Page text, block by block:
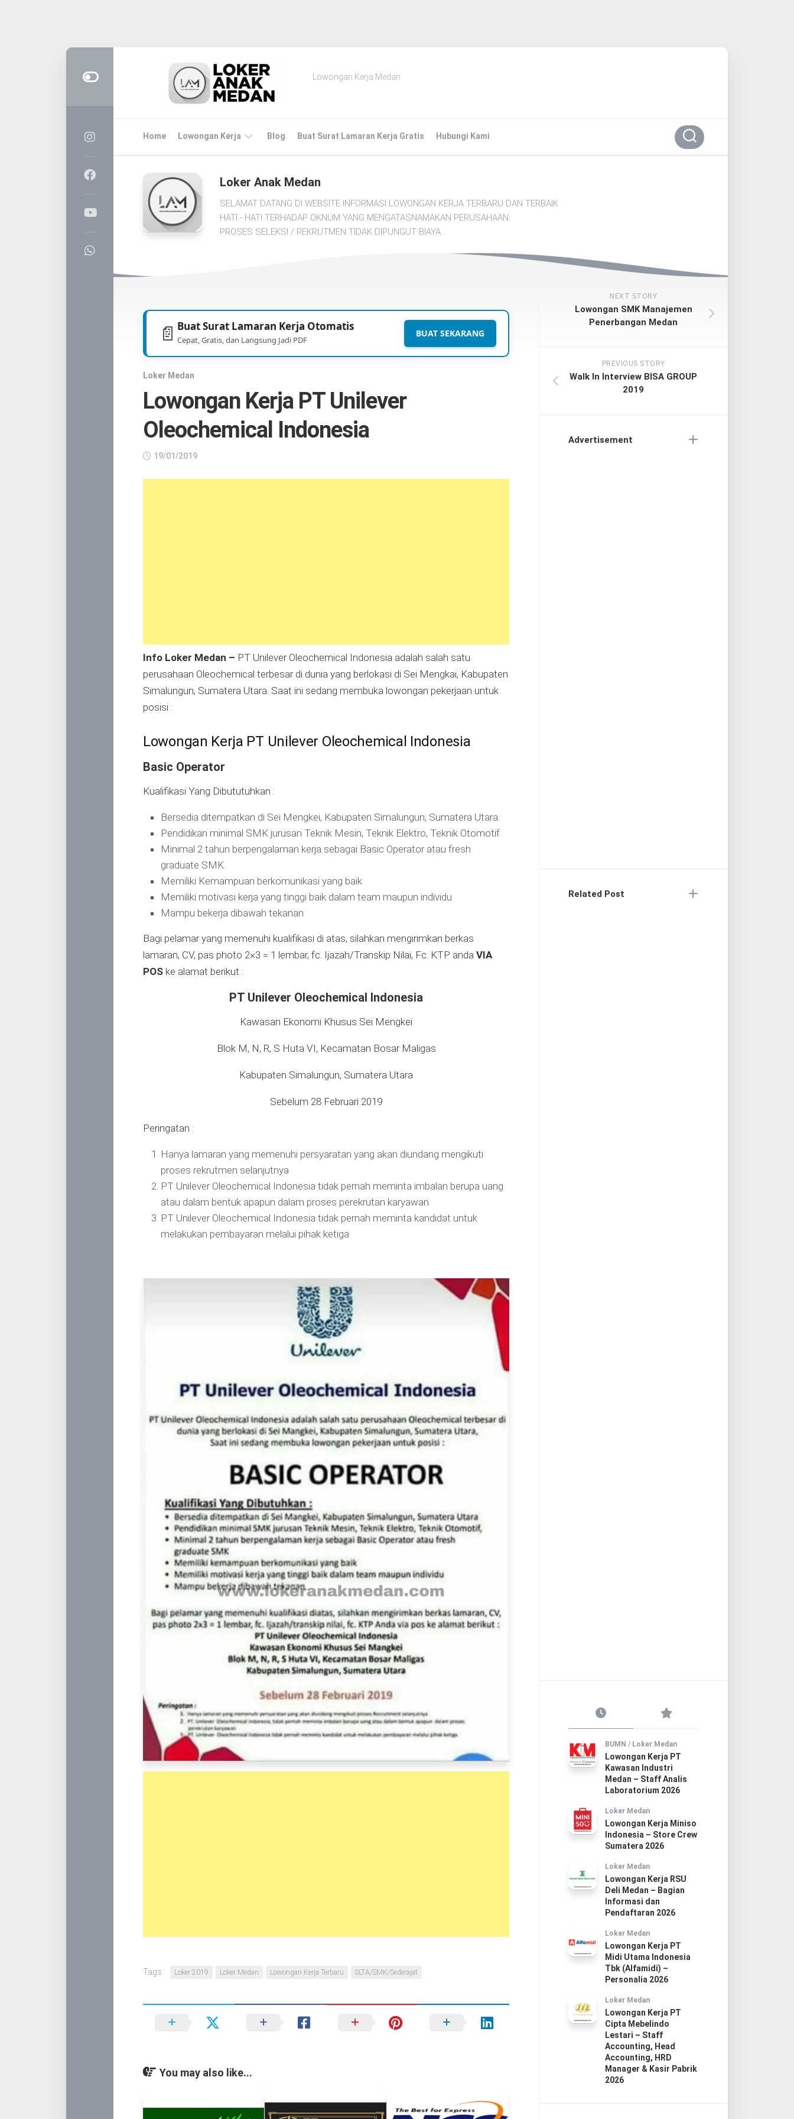
Lowongan Kerja Medan
Home Lowongan Kerja
MEDAN
CPNS
PPPK
Blog Buat Surat Lamaran Kerja Gratis Hubungi Kami
Loker Anak Medan
SELAMAT DATANG DI WEBSITE INFORMASI LOWONGAN KERJA TERBARU DAN TERBAIK
HATI - HATI TERHADAP OKNUM YANG MENGATASNAMAKAN PERUSAHAAN.
PROSES SELEKSI / REKRUTMEN TIDAK DIPUNGUT BIAYA
📄 Buat Surat Lamaran Kerja Otomatis
Cepat, Gratis, dan Langsung Jadi PDF
BUAT SEKARANG
Loker Medan
Lowongan Kerja PT Unilever
Oleochemical Indonesia
19/01/2019
Info Loker Medan – PT Unilever Oleochemical Indonesia adalah salah satu
perusahaan Oleochemical terbesar di dunia yang berlokasi di Sei Mengkai, Kabupaten
Simalungun, Sumatera Utara. Saat ini sedang membuka lowongan pekerjaan untuk
posisi :
Lowongan Kerja PT Unilever Oleochemical Indonesia
Basic Operator
Kualifikasi Yang Dibututuhkan :
Bersedia ditempatkan di Sei Mengkei, Kabupaten Simalungun, Sumatera Utara.
Pendidikan minimal SMK jurusan Teknik Mesin, Teknik Elektro, Teknik Otomotif
Minimal 2 tahun berpengalaman kerja sebagai Basic Operator atau fresh
graduate SMK
Memiliki Kemampuan berkomunikasi yang baik
Memiliki motivasi kerja yang tinggi baik dalam team maupun individu
Mampu bekerja dibawah tekanan
Bagi pelamar yang memenuhi kualifikasi di atas, silahkan mengirimkan berkas
lamaran, CV, pas photo 2×3 = 1 lembar, fc. Ijazah/Transkip Nilai, Fc. KTP anda VIA
POS ke alamat berikut :
PT Unilever Oleochemical Indonesia
Kawasan Ekonomi Khusus Sei Mengkei
Blok M, N, R, S Huta VI, Kecamatan Bosar Maligas
Kabupaten Simalungun, Sumatera Utara
Sebelum 28 Februari 2019
Peringatan :
Hanya lamaran yang memenuhi persyaratan yang akan diundang mengikuti
proses rekrutmen selanjutnya
PT Unilever Oleochemical Indonesia tidak pernah meminta imbalan berupa uang
atau dalam bentuk apapun dalam proses perekrutan karyawan
PT Unilever Oleochemical Indonesia tidak pernah meminta kandidat untuk
melakukan pembayaran melalui pihak ketiga
Tags: Loker 2019 Loker Medan Lowongan Kerja Terbaru SLTA/SMK/Sederajat
You may also like...
NEXT STORY
Lowongan SMK Manajemen
Penerbangan Medan
PREVIOUS STORY
Walk In Interview BISA GROUP
2019
Advertisement
Related Post
BUMN / Loker Medan
Lowongan Kerja PT
Kawasan Industri
Medan – Staff Analis
Laboratorium 2026
Loker Medan
Lowongan Kerja Miniso
Indonesia – Store Crew
Sumatera 2026
Loker Medan
Lowongan Kerja RSU
Deli Medan – Bagian
Informasi dan
Pendaftaran 2026
Loker Medan
Lowongan Kerja PT
Midi Utama Indonesia
Tbk (Alfamidi) –
Personalia 2026
Loker Medan
Lowongan Kerja PT
Cipta Mebelindo
Lestari – Staff
Accounting, Head
Accounting, HRD
Manager & Kasir Pabrik
2026